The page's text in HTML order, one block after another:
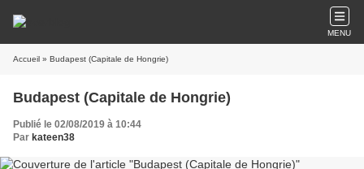
MENU
Accueil » Budapest (Capitale de Hongrie)
Budapest (Capitale de Hongrie)
Publié le 02/08/2019 à 10:44
Par kateen38